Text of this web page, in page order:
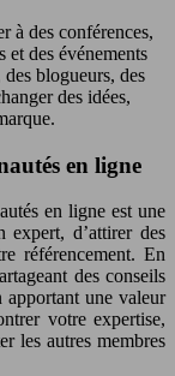
à des conférences,
et des événements
blogueurs, des
des idées,
en ligne
en ligne est une
expert, d’attirer des
référencement. En
des conseils
apportant une valeur
votre expertise,
les autres membres